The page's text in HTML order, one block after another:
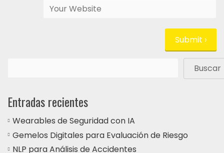
Buscar
Entradas recientes
Wearables de Seguridad con IA
Gemelos Digitales para Evaluación de Riesgo
NLP para Análisis de Accidentes